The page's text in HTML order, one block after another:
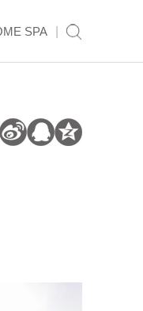
SPA